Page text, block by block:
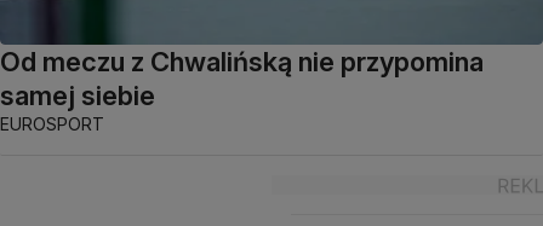
Od meczu z Chwalińską nie przypomina
samej siebie
EUROSPORT